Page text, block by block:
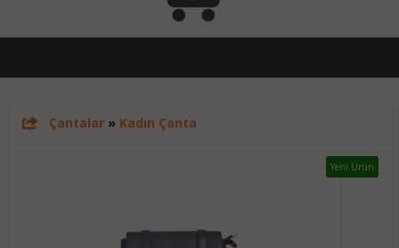
Çantalar» Kadın Çanta
Yeni Ürün